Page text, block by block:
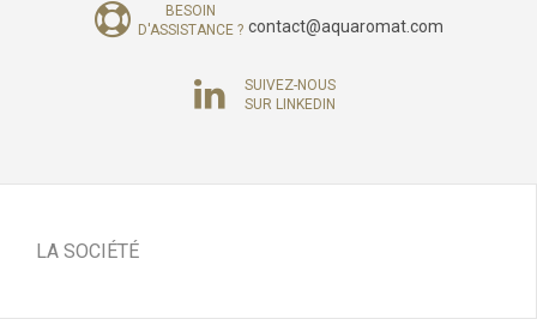
BESOIN
D'ASSISTANCE ? contact@aquaromat.com
SUIVEZ-NOUS
SUR LINKEDIN
LA SOCIÉTÉ